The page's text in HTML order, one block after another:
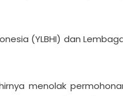
(YLBHI) dan
menolak